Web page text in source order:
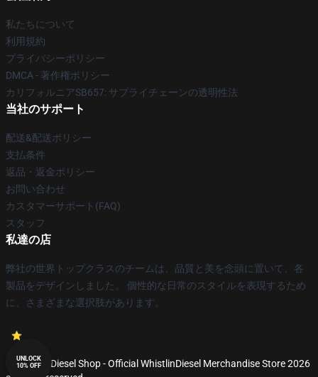
私たちについて
利用規約
プライバシーポリシー
DMCA - 著作権ポリシー
カリフォルニアSB657: サプライチェーンの透明性法
当社のサポート
配送&配送ポリシー
支払条件
返品・返金ポリシー
お問い合わせ
カスタマーサポート(FAQ)
スタッフ
私達の店
弊社の世界トップクラスのチームは、品質と美を念頭に置いて、各
製品をデザインしました。 個性的な日常のスタイルを表現するため
に、さまざまな選択肢があります。
© WhistlinDiesel Shop - Official WhistlinDiesel Merchandise Store 2026
UNLOCK
10% OFF